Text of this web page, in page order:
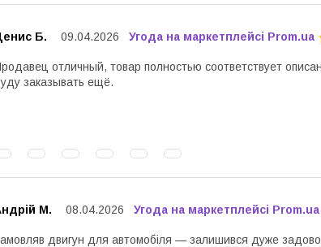
Б. 09.04.2026 Угода на маркетплейсі Prom.ua
отличный, товар полностью соответствует
заказывать ещё.
М. 08.04.2026 Угода на маркетплейсі Prom.ua
двигун для автомобіля — залишився дуже